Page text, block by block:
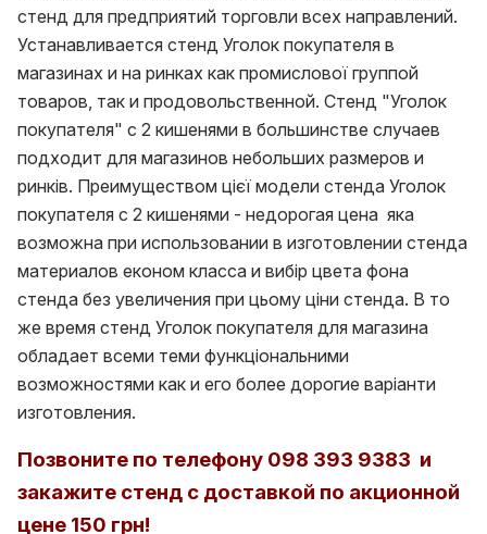
стенд для предприятий торговли всех направлений.
Устанавливается стенд Уголок покупателя в
магазинах и на ринках как промислової группой
товаров, так и продовольственной. Стенд "Уголок
покупателя" с 2 кишенями в большинстве случаев
подходит для магазинов небольших размеров и
ринків. Преимуществом цієї модели стенда Уголок
покупателя с 2 кишенями - недорогая цена яка
возможна при использовании в изготовлении стенда
материалов економ класса и вибір цвета фона
стенда без увеличения при цьому ціни стенда. В то
же время стенд Уголок покупателя для магазина
обладает всеми теми функціональними
возможностями как и его более дорогие варіанти
изготовления.
Позвоните по телефону 098 393 9383 и
закажите стенд с доставкой по акционной
цене 150 грн!